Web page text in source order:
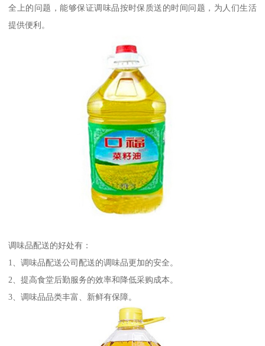
全上的问题，能够保证调味品按时保质送的时间问题，为人们生活
提供便利。
调味品配送的好处有：
1、调味品配送公司配送的调味品更加的安全。
2、提高食堂后勤服务的效率和降低采购成本。
3、调味品品类丰富、新鲜有保障。